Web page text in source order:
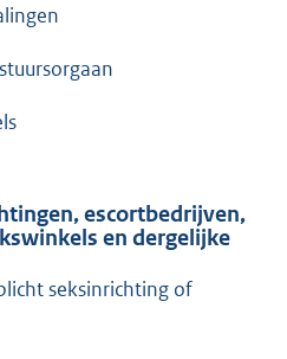
escortbedrijven,
en dergelijke
seksinrichting of